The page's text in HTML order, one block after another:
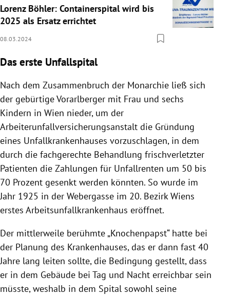
Lorenz Böhler: Containerspital wird bis
2025 als Ersatz errichtet
08.03.2024
Das erste Unfallspital
Nach dem Zusammenbruch der Monarchie ließ sich
der gebürtige Vorarlberger mit Frau und sechs
Kindern in Wien nieder, um der
Arbeiterunfallversicherungsanstalt die Gründung
eines Unfallkrankenhauses vorzuschlagen, in dem
durch die fachgerechte Behandlung frischverletzter
Patienten die Zahlungen für Unfallrenten um 50 bis
70 Prozent gesenkt werden könnten. So wurde im
Jahr 1925 in der Webergasse im 20. Bezirk Wiens
erstes Arbeitsunfallkrankenhaus eröffnet.
Der mittlerweile berühmte „Knochenpapst“ hatte bei
der Planung des Krankenhauses, das er dann fast 40
Jahre lang leiten sollte, die Bedingung gestellt, dass
er in dem Gebäude bei Tag und Nacht erreichbar sein
müsste, weshalb in dem Spital sowohl seine